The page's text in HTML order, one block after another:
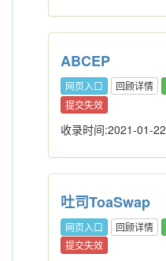
ABCEP
网页入口 回顾详情
提交失效
收录时间:2021-01-22
吐司ToaSwap
网页入口 回顾详情
提交失效